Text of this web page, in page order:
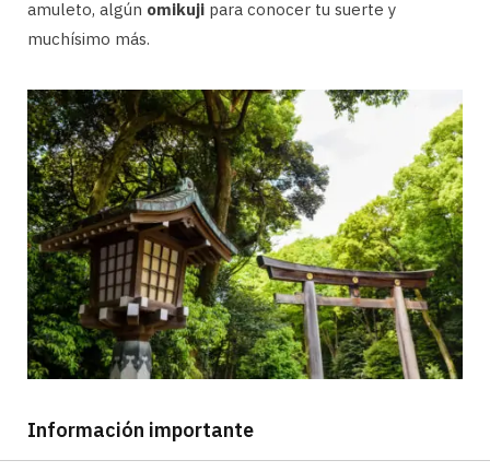
amuleto, algún omikuji para conocer tu suerte y
muchísimo más.
Información importante